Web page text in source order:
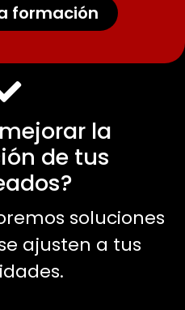
formación
la
de tus
soluciones
ajusten a tus